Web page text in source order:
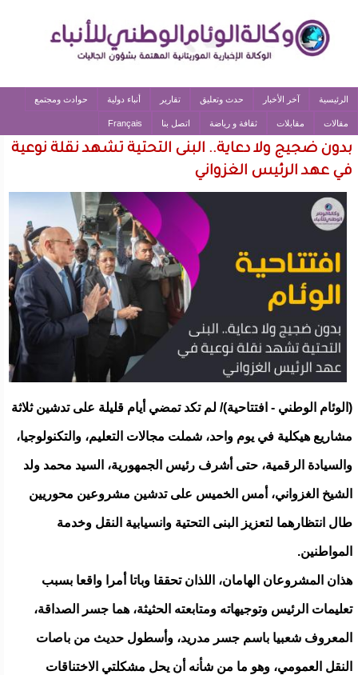
الرئيسية آخر الأخبار حدث وتعليق تقارير أنباء دولية حوادث ومجتمع
مقالات مقابلات ثقافة و رياضة اتصل بنا Français
بدون ضجيج ولا دعاية.. البنى التحتية تشهد نقلة نوعية
في عهد الرئيس الغزواني
(الوئام الوطني - افتتاحية)/ لم تكد تمضي أيام قليلة على تدشين ثلاثة
مشاريع هيكلية في يوم واحد، شملت مجالات التعليم، والتكنولوجيا،
والسيادة الرقمية، حتى أشرف رئيس الجمهورية، السيد محمد ولد
الشيخ الغزواني، أمس الخميس على تدشين مشروعين محوريين
طال انتظارهما لتعزيز البنى التحتية وانسيابية النقل وخدمة
المواطنين.
هذان المشروعان الهامان، اللذان تحققا وباتا أمرا واقعا بسبب
تعليمات الرئيس وتوجيهاته ومتابعته الحثيثة، هما جسر الصداقة،
المعروف شعبيا باسم جسر مدريد، وأسطول حديث من باصات
النقل العمومي، وهو ما من شأنه أن يحل مشكلتي الاختناقات